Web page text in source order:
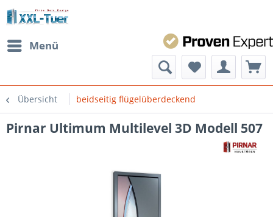
Menü
Übersicht beidseitig flügelüberdeckend
Pirnar Ultimum Multilevel 3D Modell 507